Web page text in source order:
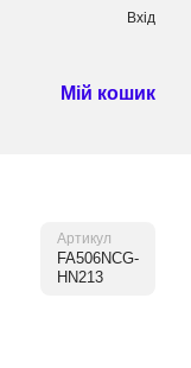
Вхід
Мій кошик
Артикул
FA506NCG-
HN213